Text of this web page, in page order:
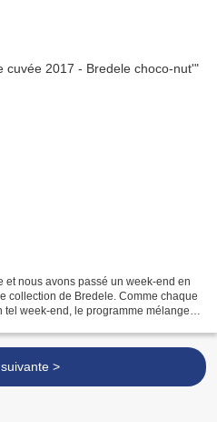
et nous avons passé un week-end en
collection de Bredele. Comme chaque
week-end, le programme mélangeait
>